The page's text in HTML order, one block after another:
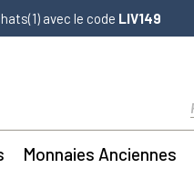
avec le code LIV149
Monnaies Anciennes